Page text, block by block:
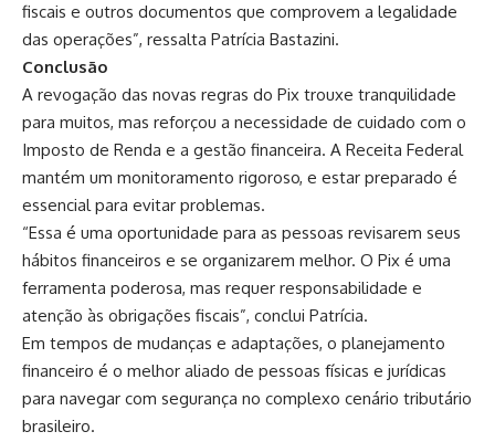
fiscais e outros documentos que comprovem a legalidade
das operações”, ressalta Patrícia Bastazini.
Conclusão
A revogação das novas regras do Pix trouxe tranquilidade
para muitos, mas reforçou a necessidade de cuidado com o
Imposto de Renda e a gestão financeira. A Receita Federal
mantém um monitoramento rigoroso, e estar preparado é
essencial para evitar problemas.
“Essa é uma oportunidade para as pessoas revisarem seus
hábitos financeiros e se organizarem melhor. O Pix é uma
ferramenta poderosa, mas requer responsabilidade e
atenção às obrigações fiscais”, conclui Patrícia.
Em tempos de mudanças e adaptações, o planejamento
financeiro é o melhor aliado de pessoas físicas e jurídicas
para navegar com segurança no complexo cenário tributário
brasileiro.